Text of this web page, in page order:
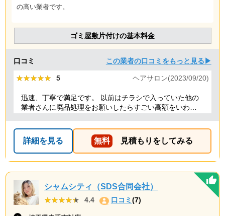
の高い業者です。
ゴミ屋敷片付けの基本料金
口コミ この業者の口コミをもっと見る▶
★★★★★
★★★★★ 5 ヘアサロン(2023/09/20)
迅速、丁寧で満足です。 以前はチラシで入っていた他の
業者さんに廃品処理をお願いしたらすごい高額をいわれ
でした。 安心できたので、また機会があればお願いしよ
うと思っております。
詳細を見る 無料 見積もりをしてみる
シャムシティ（SDS合同会社）
★★★★★
★★★★★ 4.4 口コミ(7)